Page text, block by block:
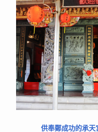
供奉鄭成功的承天